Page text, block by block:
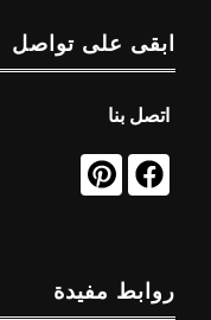
ابقى على تواصل
اتصل بنا
روابط مفيدة